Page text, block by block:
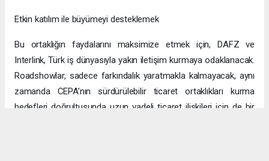
Etkin katılım ile büyümeyi desteklemek
Bu ortaklığın faydalarını maksimize etmek için, DAFZ ve
Interlink, Türk iş dünyasıyla yakın iletişim kurmaya odaklanacak.
Roadshowlar, sadece farkındalık yaratmakla kalmayacak, aynı
zamanda CEPA’nın sürdürülebilir ticaret ortaklıkları kurma
hedefleri doğrultusunda uzun vadeli ticaret ilişkileri için de bir